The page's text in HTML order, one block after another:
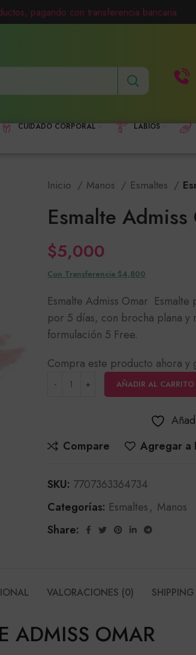
CUIDADO CORPORAL LABIOS
Inicio Manos Esmaltes
Esmalte Admiss
$5,000
Con Transferencia $4,800
Esmalte Admiss Omar
por 5 días, con brocha plana
formulación 5 Free.
Compra este producto ahora y
AÑADIR AL CARRITO
Compare
Agregar a
SKU: 7707363364734
Categorías: Esmaltes, Manos
Share:
VALORACIONES (0)
ADMISS OMAR
pagando con transferencia bancaria